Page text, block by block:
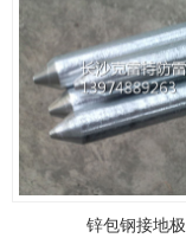
锌包钢接地极